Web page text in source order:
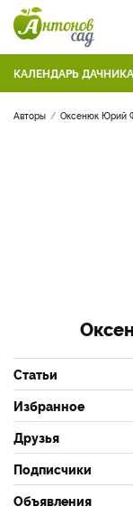
КАЛЕНДАРЬ ДАЧНИКА
Авторы Оксенюк Юрий
Статьи
Избранное
Друзья
Подписчики
Объявления